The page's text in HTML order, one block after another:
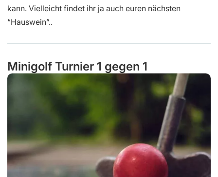
kann. Vielleicht findet ihr ja auch euren nächsten
“Hauswein”..
Minigolf Turnier 1 gegen 1